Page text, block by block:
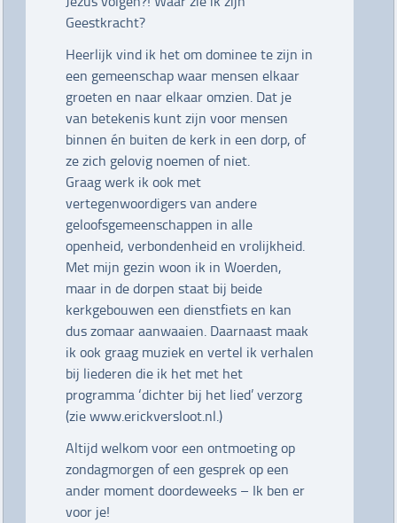
Geestkracht?
Heerlijk vind ik het om dominee te zijn in
een gemeenschap waar mensen elkaar
groeten en naar elkaar omzien. Dat je
van betekenis kunt zijn voor mensen
binnen én buiten de kerk in een dorp, of
ze zich gelovig noemen of niet.
Graag werk ik ook met
vertegenwoordigers van andere
geloofsgemeenschappen in alle
openheid, verbondenheid en vrolijkheid.
Met mijn gezin woon ik in Woerden,
maar in de dorpen staat bij beide
kerkgebouwen een dienstfiets en kan
dus zomaar aanwaaien. Daarnaast maak
ik ook graag muziek en vertel ik verhalen
bij liederen die ik het met het
programma ‘dichter bij het lied’ verzorg
(ziewww.erickversloot.nl.)
Altijd welkom voor een ontmoeting op
zondagmorgen of een gesprek op een
ander moment doordeweeks – Ik ben er
voor je!